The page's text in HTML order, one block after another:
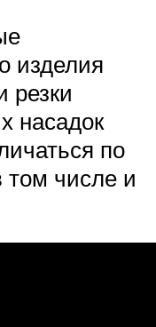
изделия
резки
насадок
по
числе и